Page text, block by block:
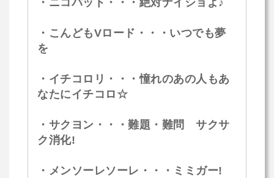
・ニコパット・・・絶対ナイショよ♪
・こんどもVロード・・・いつでも夢
を
・イチコロリ・・・憧れのあの人もあ
なたにイチコロ☆
・サクヨン・・・難題・難問 サクサ
ク消化!
・メンソーレソーレ・・・ミミガー!